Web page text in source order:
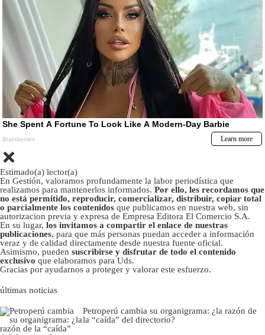
Estimado(a) lector(a)
En Gestión, valoramos profundamente la labor periodística que
realizamos para mantenerlos informados. Por ello, les recordamos que
no está permitido, reproducir, comercializar, distribuir, copiar total
o parcialmente los contenidos que publicamos en nuestra web, sin
autorizacion previa y expresa de Empresa Editora El Comercio S.A.
En su lugar, los invitamos a compartir el enlace de nuestras
publicaciones, para que más personas puedan acceder a información
veraz y de calidad directamente desde nuestra fuente oficial.
Asimismo, pueden suscribirse y disfrutar de todo el contenido
exclusivo que elaboramos para Uds.
Gracias por ayudarnos a proteger y valorar este esfuerzo.
últimas noticias
Petroperú cambia su organigrama: ¿la razón de
la “caída” del directorio?